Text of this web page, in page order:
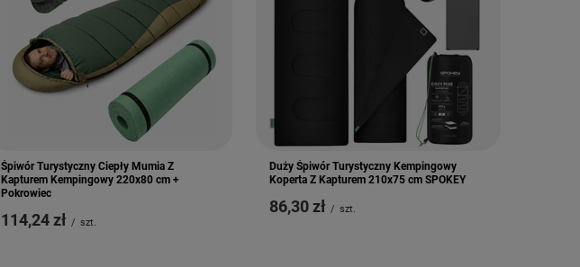
Śpiwór Turystyczny Ciepły Mumia Z
Kapturem Kempingowy 220x80 cm +
Pokrowiec
114,24 zł / szt.
Duży Śpiwór Turystyczny Kempingowy
Koperta Z Kapturem 210x75 cm SPOKEY
86,30 zł / szt.